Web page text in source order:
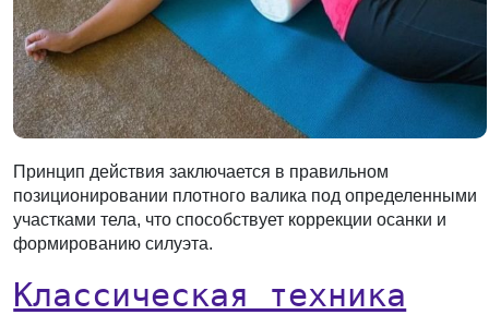
Принцип действия заключается в правильном
позиционировании плотного валика под определенными
участками тела, что способствует коррекции осанки и
формированию силуэта.
Классическая техника